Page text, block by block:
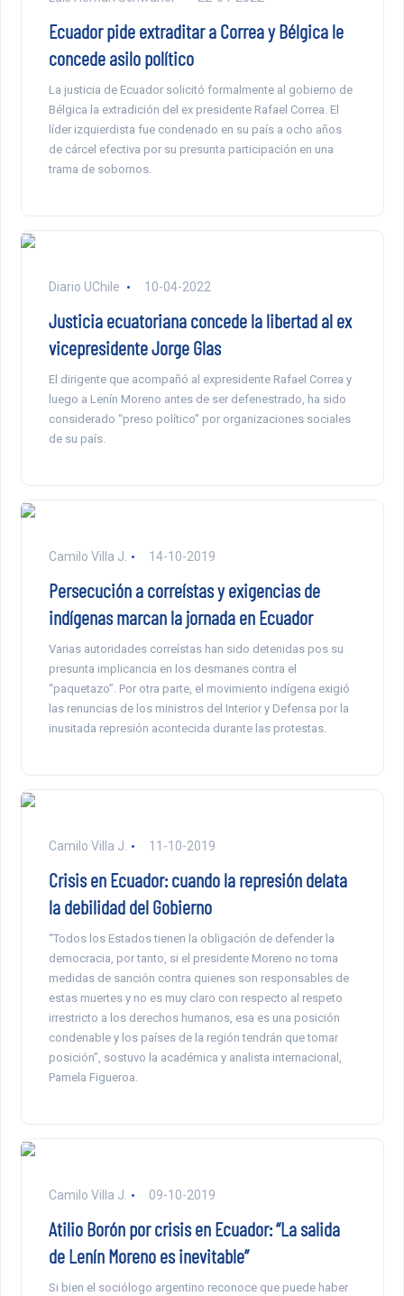
Ecuador pide extraditar a Correa y Bélgica le
concede asilo político
La justicia de Ecuador solicitó formalmente al gobierno de
Bélgica la extradición del ex presidente Rafael Correa. El
líder izquierdista fue condenado en su país a ocho años
de cárcel efectiva por su presunta participación en una
trama de sobornos.
Diario UChile 10-04-2022
Justicia ecuatoriana concede la libertad al ex
vicepresidente Jorge Glas
El dirigente que acompañó al expresidente Rafael Correa y
luego a Lenín Moreno antes de ser defenestrado, ha sido
considerado “preso político” por organizaciones sociales
de su país.
Camilo Villa J. 14-10-2019
Persecución a correístas y exigencias de
indígenas marcan la jornada en Ecuador
Varias autoridades correístas han sido detenidas pos su
presunta implicancia en los desmanes contra el
“paquetazo”. Por otra parte, el movimiento indígena exigió
las renuncias de los ministros del Interior y Defensa por la
inusitada represión acontecida durante las protestas.
Camilo Villa J. 11-10-2019
Crisis en Ecuador: cuando la represión delata
la debilidad del Gobierno
“Todos los Estados tienen la obligación de defender la
democracia, por tanto, si el presidente Moreno no toma
medidas de sanción contra quienes son responsables de
estas muertes y no es muy claro con respecto al respeto
irrestricto a los derechos humanos, esa es una posición
condenable y los países de la región tendrán que tomar
posición”, sostuvo la académica y analista internacional,
Pamela Figueroa.
Camilo Villa J. 09-10-2019
Atilio Borón por crisis en Ecuador: “La salida
de Lenín Moreno es inevitable”
Si bien el sociólogo argentino reconoce que puede haber